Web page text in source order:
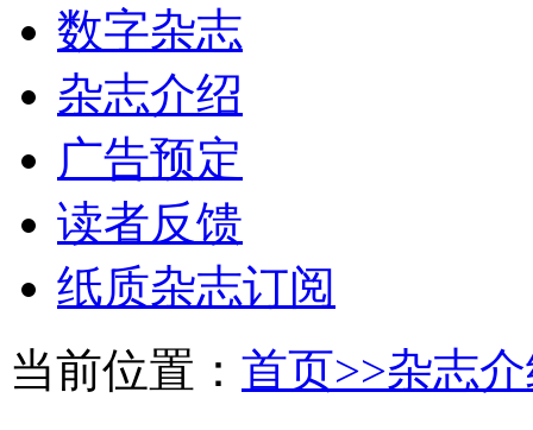
数字杂志
杂志介绍
广告预定
读者反馈
纸质杂志订阅
当前位置： 首页>>杂志